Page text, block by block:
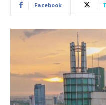
Facebook